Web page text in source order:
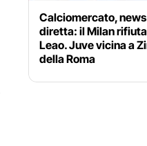
Calciomercato,
diretta: il Milan
Leao. Juve vicina a
della Roma